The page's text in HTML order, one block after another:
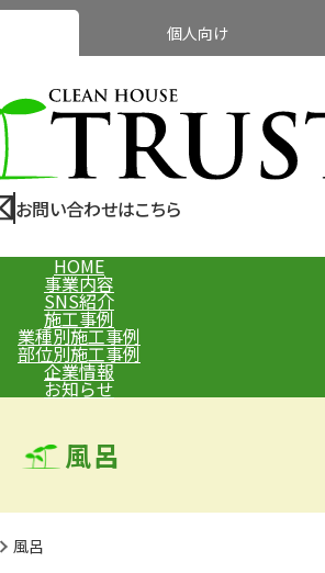
個人向け
お問い合わせはこちら
HOME
事業内容
SNS紹介
施工事例
業種別施工事例
部位別施工事例
企業情報
お知らせ
風呂
風呂